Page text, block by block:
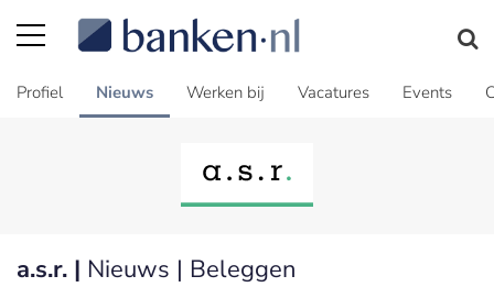
Profiel Nieuws Werken bij Vacatures Events
a.s.r. | Nieuws | Beleggen